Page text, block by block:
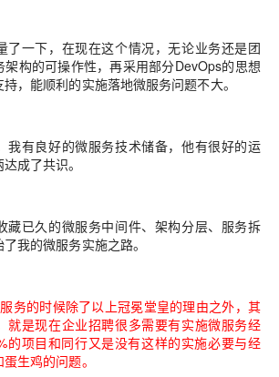
了一下，在现在这个情况，无论业务还是团
架构的可操作性，再采用部分DevOps的思想
，能顺利的实施落地微服务问题不大。
我有良好的微服务技术储备，他有很好的运
成了共识。
藏已久 的微服务中间件、架构分层、服务拆
我的微服务实施之路。
务的时候除了以上冠冕堂皇的理由之外，其
就是现在企业招聘很多需要有实施微服务经
的项目和同行又是没有这样的实施必要与经
生鸡的问题。